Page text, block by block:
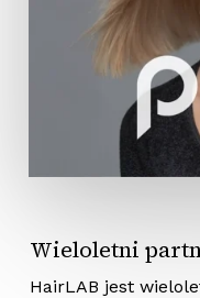
Brak
Wieloletni
HairLAB jest